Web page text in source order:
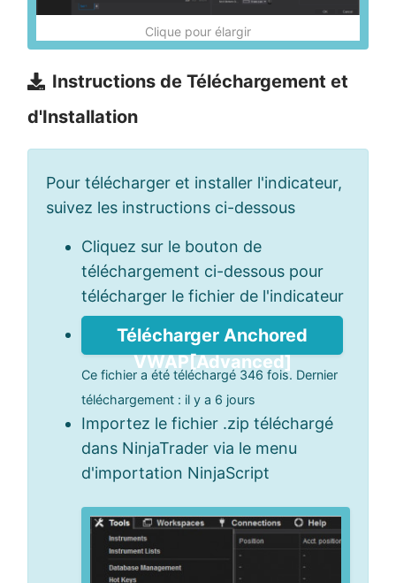
Clique pour élargir
Instructions de Téléchargement et
d'Installation
Pour télécharger et installer l'indicateur,
suivez les instructions ci-dessous
Cliquez sur le bouton de
téléchargement ci-dessous pour
télécharger le fichier de l'indicateur
Télécharger Anchored
VWAP[Advanced]
Ce fichier a été téléchargé 346 fois. Dernier
téléchargement : il y a 6 jours
Importez le fichier .zip téléchargé
dans NinjaTrader via le menu
d'importation NinjaScript